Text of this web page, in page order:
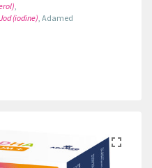
,
Jod (iodine), Adamed